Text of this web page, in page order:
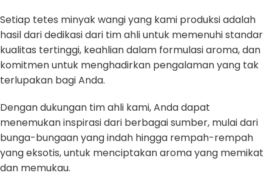
Setiap tetes minyak wangi yang kami produksi adalah
hasil dari dedikasi dari tim ahli untuk memenuhi standar
kualitas tertinggi, keahlian dalam formulasi aroma, dan
komitmen untuk menghadirkan pengalaman yang tak
terlupakan bagi Anda.
Dengan dukungan tim ahli kami, Anda dapat
menemukan inspirasi dari berbagai sumber, mulai dari
bunga-bungaan yang indah hingga rempah-rempah
yang eksotis, untuk menciptakan aroma yang memikat
dan memukau.